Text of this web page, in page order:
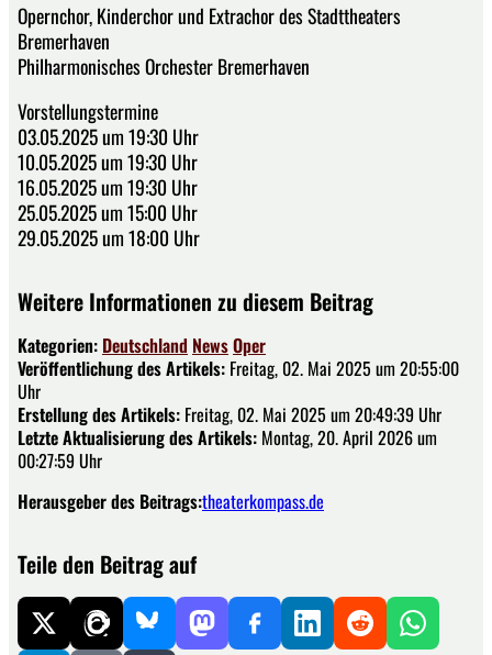
Opernchor, Kinderchor und Extrachor des Stadttheaters
Bremerhaven
Philharmonisches Orchester Bremerhaven
Vorstellungstermine
03.05.2025 um 19:30 Uhr
10.05.2025 um 19:30 Uhr
16.05.2025 um 19:30 Uhr
25.05.2025 um 15:00 Uhr
29.05.2025 um 18:00 Uhr
Weitere Informationen zu diesem Beitrag
Kategorien: Deutschland NewsOper
Veröffentlichung des Artikels: Freitag, 02. Mai 2025 um 20:55:00
Uhr
Erstellung des Artikels: Freitag, 02. Mai 2025 um 20:49:39 Uhr
Letzte Aktualisierung des Artikels: Montag, 20. April 2026 um
00:27:59 Uhr
Herausgeber des Beitrags:theaterkompass.de
Teile den Beitrag auf